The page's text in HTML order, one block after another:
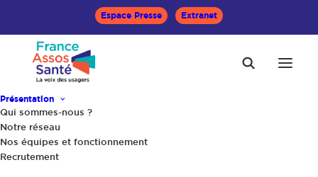
Espace Presse Extranet
Présentation
Qui sommes-nous ?
Notre réseau
Nos équipes et fonctionnement
Recrutement
Accueil